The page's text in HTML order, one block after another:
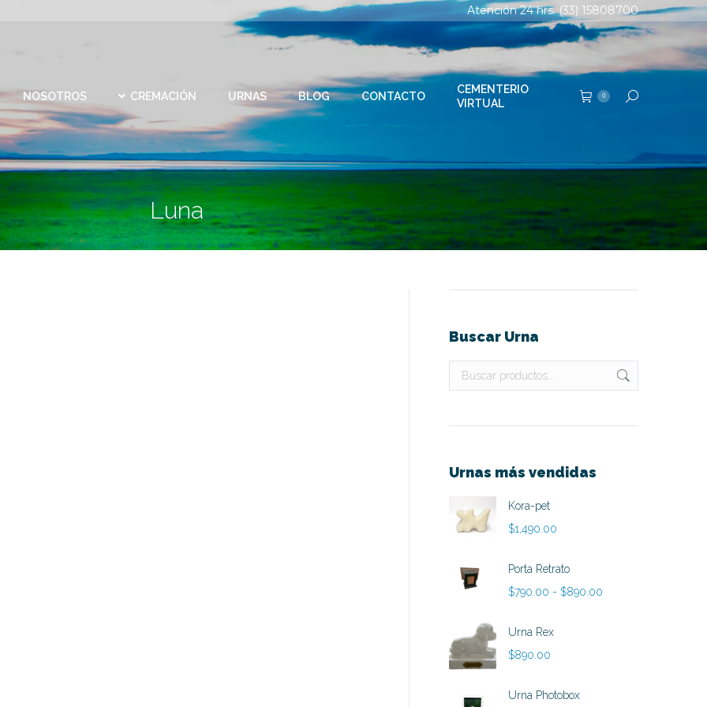
Atención 24 hrs. (33) 15808700
NOSOTROS CREMACIÓN URNAS BLOG CONTACTO
CEMENTERIO
VIRTUAL
0 Buscar:
Luna
Buscar Urna
Urnas más vendidas
Kora-pet
$1,490.00
Porta Retrato
$790.00 - $890.00
Urna Rex
$890.00
Urna Photobox
CONTACTO
CEMENTERIO
VIRTUAL
0 Buscar: